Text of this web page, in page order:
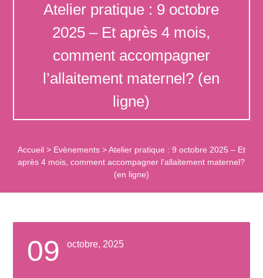
Atelier pratique : 9 octobre
2025 – Et après 4 mois,
comment accompagner
l’allaitement maternel? (en
ligne)
Accueil> Evènements>Atelier pratique : 9 octobre 2025 – Et
après 4 mois, comment accompagner l’allaitement maternel?
(en ligne)
09 octobre, 2025